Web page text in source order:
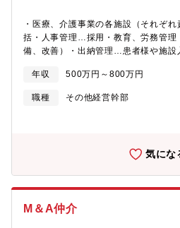
・医療、介護事業の各施設（それぞ
括・人事管理…採用・教育、労務管理
備、改善）・出納管理…患者様や施設
や調整。
年収 500万円～800万円
職種
その他経営幹部
気にな
M＆A仲介